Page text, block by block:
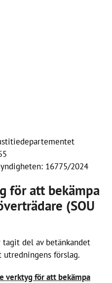
16775/2024
för att bekämpa
(SOU
del av betänkandet
förslag.
verktyg för att bekämpa